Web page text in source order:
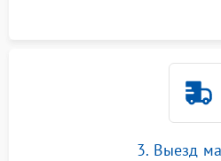
3. Выезд